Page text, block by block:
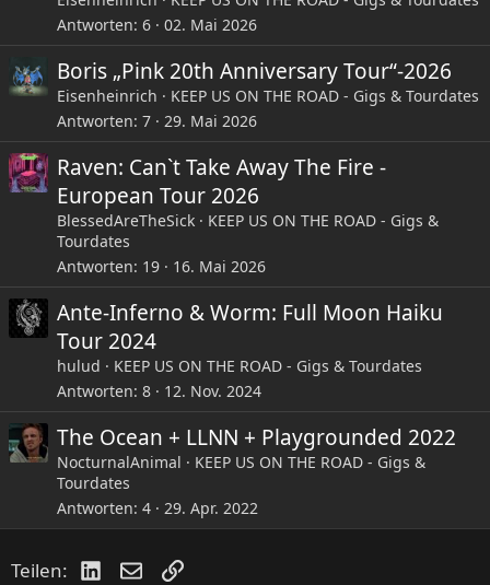
Antworten 6 02. Mai 2026
Boris „Pink 20th Anniversary Tour“-2026
Eisenheinrich
KEEP US ON THE ROAD - Gigs & Tourdates
Antworten 7 29. Mai 2026
Raven: Can`t Take Away The Fire -
European Tour 2026
BlessedAreTheSick
KEEP US ON THE ROAD - Gigs &
Tourdates
Antworten 19 16. Mai 2026
Ante-Inferno & Worm: Full Moon Haiku
Tour 2024
hulud
KEEP US ON THE ROAD - Gigs & Tourdates
Antworten 8 12. Nov. 2024
The Ocean + LLNN + Playgrounded 2022
NocturnalAnimal
KEEP US ON THE ROAD - Gigs &
Tourdates
Antworten 4 29. Apr. 2022
Teilen: LinkedIn
E-MailLink